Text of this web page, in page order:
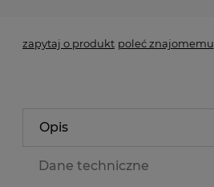
zapytaj o produkt poleć znajomemu
Opis
Dane techniczne